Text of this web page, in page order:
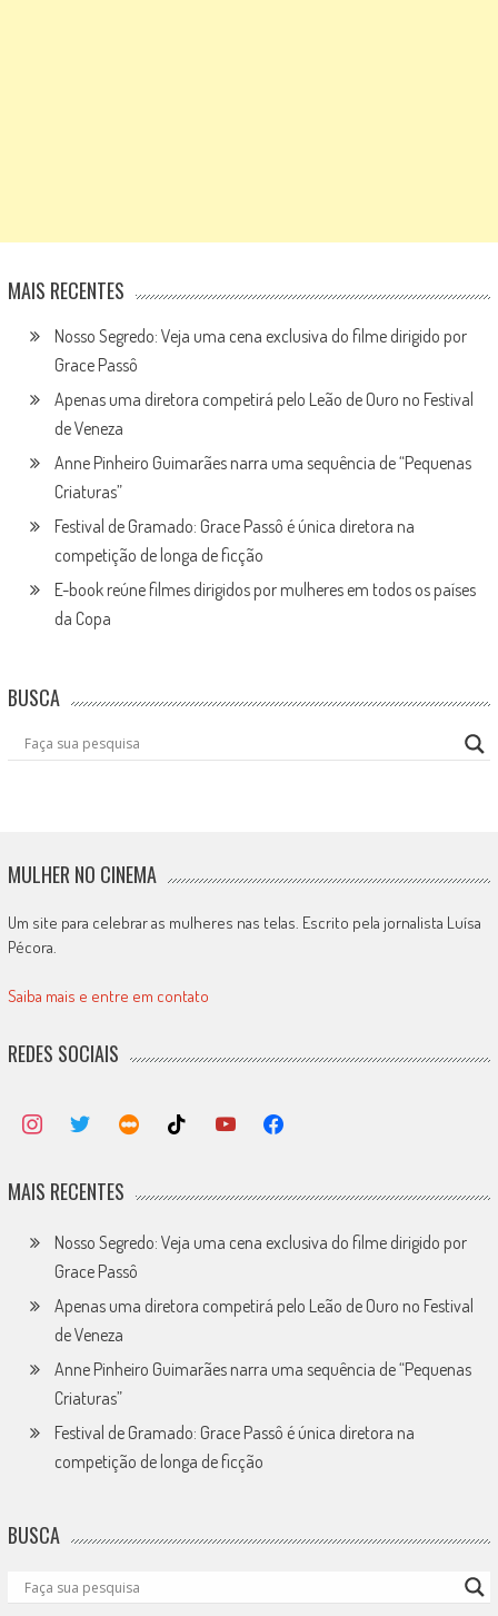
MAIS RECENTES
Nosso Segredo: Veja uma cena exclusiva do filme dirigido por
Grace Passô
Apenas uma diretora competirá pelo Leão de Ouro no Festival
de Veneza
Anne Pinheiro Guimarães narra uma sequência de “Pequenas
Criaturas”
Festival de Gramado: Grace Passô é única diretora na
competição de longa de ficção
E-book reúne filmes dirigidos por mulheres em todos os países
da Copa
BUSCA
MULHER NO CINEMA
Um site para celebrar as mulheres nas telas. Escrito pela jornalista Luísa
Pécora.
Saiba mais e entre em contato
REDES SOCIAIS
MAIS RECENTES
Nosso Segredo: Veja uma cena exclusiva do filme dirigido por
Grace Passô
Apenas uma diretora competirá pelo Leão de Ouro no Festival
de Veneza
Anne Pinheiro Guimarães narra uma sequência de “Pequenas
Criaturas”
Festival de Gramado: Grace Passô é única diretora na
competição de longa de ficção
BUSCA